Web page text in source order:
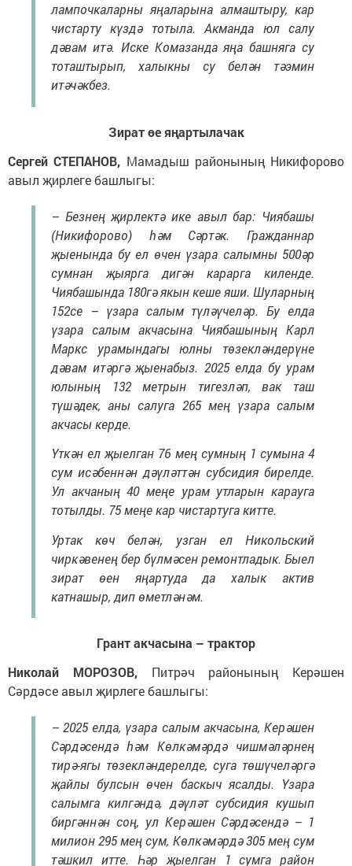
лампочкаларны яңаларына алмаштыру, кар
чистарту күздә тотыла. Акманда юл салу
дәвам итә. Иске Комазанда яңа башняга су
тоташтырып, халыкны су белән тәэмин
итәчәкбез.
Зират өе яңартылачак
Сергей СТЕПАНОВ, Мамадыш районының Никифорово
авыл җирлеге башлыгы:
– Безнең җирлектә ике авыл бар: Чиябашы
(Никифорово) һәм Сәртәк. Гражданнар
җыенында бу ел өчен үзара салымны 500әр
сумнан җыярга дигән карарга киленде.
Чиябашында 180гә якын кеше яши. Шуларның
152се – үзара салым түләүчеләр. Бу елда
үзара салым акчасына Чиябашының Карл
Маркс урамындагы юлны төзекләндерүне
дәвам итәргә җыенабыз. 2025 елда бу урам
юлының 132 метрын тигезләп, вак таш
түшәдек, аны салуга 265 мең үзара салым
акчасы керде.
Үткән ел җыелган 76 мең сумның 1 сумына 4
сум исәбеннән дәүләттән субсидия бирелде.
Ул акчаның 40 меңе урам утларын карауга
тотылды. 75 меңе кар чистартуга китте.
Уртак көч белән, узган ел Никольский
чиркәвенең бер бүлмәсен ремонтладык. Быел
зират өен яңартуда да халык актив
катнашыр, дип өметләнәм.
Грант акчасына – трактор
Николай МОРОЗОВ, Питрәч районының Керәшен
Сәрдәсе авыл җирлеге башлыгы:
– 2025 елда, үзара салым акчасына, Керәшен
Сәрдәсендә һәм Көлкәмәрдә чишмәләрнең
тирә-ягы төзекләндерелде, суга төшүчеләргә
җайлы булсын өчен баскыч ясалды. Үзара
салымга килгәндә, дәүләт субсидия кушып
биргәннән соң, ул Керәшен Сәрдәсендә – 1
милион 295 мең сум, Көлкәмәрдә 305 мең сум
тәшкил итте. Һәр җыелган 1 сумга район